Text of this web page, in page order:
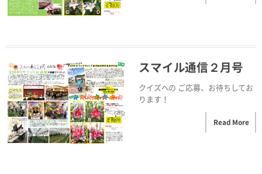
スマイル通信２月号
クイズへの ご応募、お待ちしてお
ります！
Read More